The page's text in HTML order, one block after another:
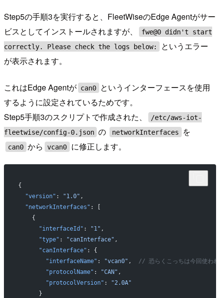
Step5の手順3を実行すると、FleetWiseのEdge Agentがサー
ビスとしてインストールされますが、
fwe@0 didn't start
correctly. Please check the logs below:
というエラー
が表示されます。
これはEdge Agentが can0
というインターフェースを使用
するように設定されているためです。
Step5手順3のスクリプトで作成された、
/etc/aws-iot-
fleetwise/config-0.json の networkInterfaces を
can0 から vcan0 に修正します。
{
  "version"
: "1.0" ,
  "networkInterfaces"
: [
    {
      "interfaceId"
: "1" ,
      "type"
: "canInterface" ,
      "canInterface"
: {
        "interfaceName"
: "vcan0" , // 恐らくこっちは今回使われ
        "protocolName"
: "CAN" ,
        "protocolVersion"
:
"2.0A"
      }